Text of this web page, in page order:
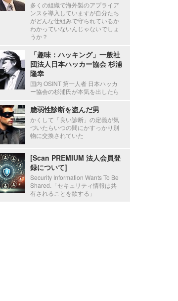
多くの組織で海外製のアプライア
ンスを導入していますが自分たち
がどんな仕組みで守られているか
わかっていないんじゃないでしょ
うか？
「趣味：ハッキング」一般社
団法人日本ハッカー協会 杉浦
隆幸
国内 OSINT 第一人者 日本ハッカ
ー協会の杉浦氏が本気を出したら
脆弱性診断を盗んだ男
かくして「良い診断」の定義が気
づいたらいつの間にかすっかり別
物に交換されていた
[Scan PREMIUM 法人会員登
録について]
Security Information Wants To Be
Shared.「セキュリティ情報は共
有されることを欲する」